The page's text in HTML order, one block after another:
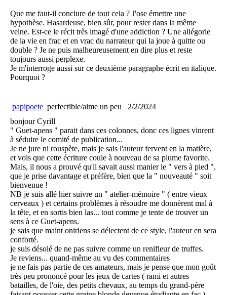
Que me faut-il conclure de tout cela ? J'ose émettre une
hypothèse. Hasardeuse, bien sûr, pour rester dans la même
veine. Est-ce le récit très imagé d'une addiction ? Une allégorie
de la vie en frac et en vrac du narrateur qui la joue à quitte ou
double ? Je ne puis malheureusement en dire plus et reste
toujours aussi perplexe.
Je m'interroge aussi sur ce deuxième paragraphe écrit en italique.
Pourquoi ?
papipoete perfectible/aime un peu
2/2/2024
bonjour Cyrill
" Guet-apens " parait dans ces colonnes, donc ces lignes vinrent
à séduire le comité de publication...
Je ne jure ni rouspète, mais je sais l'auteur fervent en la matière,
et vois que cette écriture coule à nouveau de sa plume favorite.
Mais, il nous a prouvé qu'il savait aussi manier le " vers à pied ",
que je prise davantage et préfère, bien que la " nouveauté " soit
bienvenue !
NB je suis allé hier suivre un " atelier-mémoire " ( entre vieux
cerveaux ) et certains problèmes à résoudre me donnèrent mal à
la tête, et en sortis bien las... tout comme je tente de trouver un
sens à ce Guet-apens.
je sais que maint oniriens se délectent de ce style, l'auteur en sera
conforté.
je suis désolé de ne pas suivre comme un renifleur de truffes.
Je reviens... quand-même au vu des commentaires
je ne fais pas partie de ces amateurs, mais je pense que mon goût
très peu prononcé pour les jeux de cartes ( rami et autres
batailles, de l'oie, des petits chevaux, au temps du grand-père